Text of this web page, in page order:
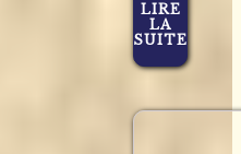
LIRE
LA
SUITE